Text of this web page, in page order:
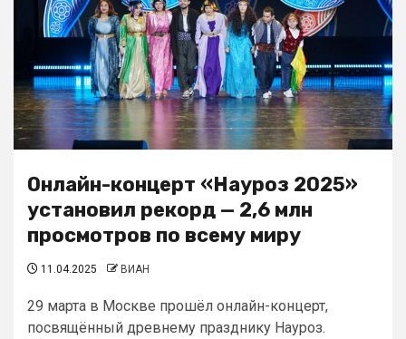
Онлайн-концерт «Науроз 2025»
установил рекорд — 2,6 млн
просмотров по всему миру
11.04.2025 ВИАН
29 марта в Москве прошёл онлайн-концерт,
посвящённый древнему празднику Науроз.